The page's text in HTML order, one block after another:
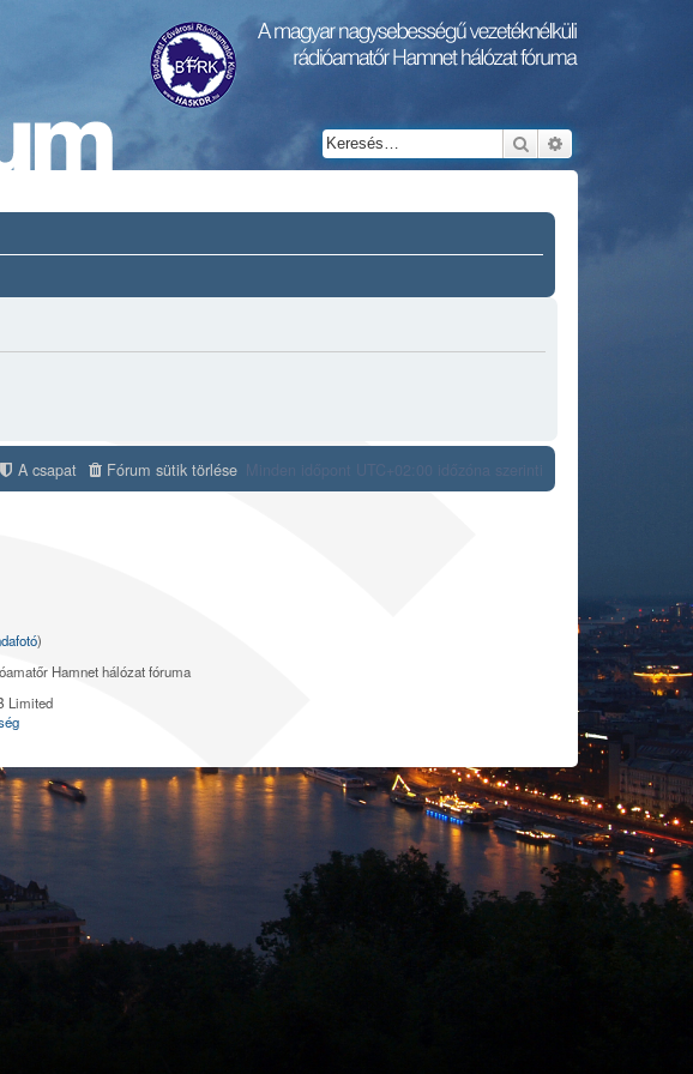
Keresés
Minden időpont UTC+02:00 időzóna szerinti
Fórum sütik törlése
A csapat
)
Hamnet hálózat fóruma
Limited